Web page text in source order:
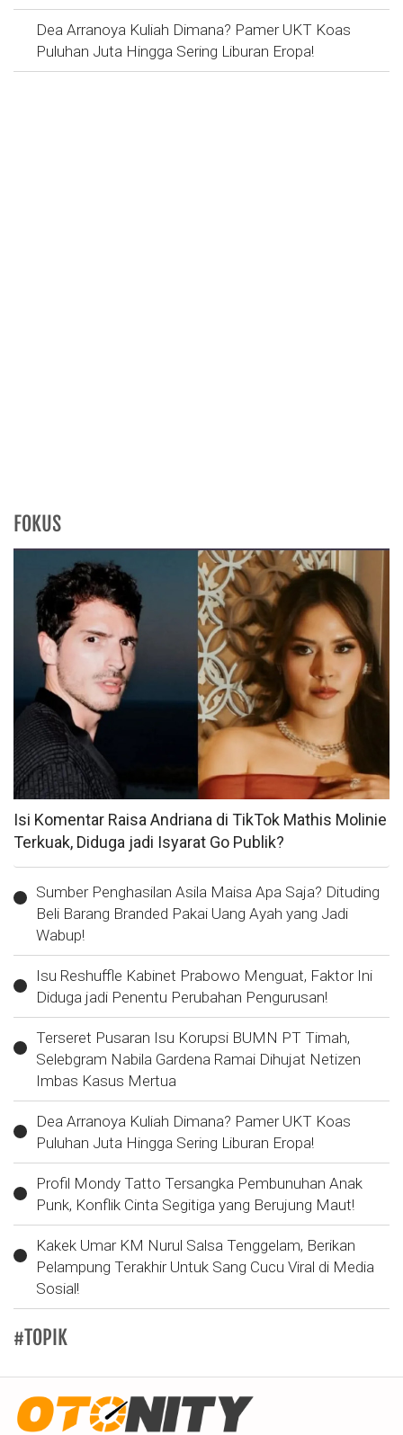
Dea Arranoya Kuliah Dimana? Pamer UKT Koas
Puluhan Juta Hingga Sering Liburan Eropa!
FOKUS
Isi Komentar Raisa Andriana di TikTok Mathis Molinie
Terkuak, Diduga jadi Isyarat Go Publik?
Sumber Penghasilan Asila Maisa Apa Saja? Dituding
Beli Barang Branded Pakai Uang Ayah yang Jadi
Wabup!
Isu Reshuffle Kabinet Prabowo Menguat, Faktor Ini
Diduga jadi Penentu Perubahan Pengurusan!
Terseret Pusaran Isu Korupsi BUMN PT Timah,
Selebgram Nabila Gardena Ramai Dihujat Netizen
Imbas Kasus Mertua
Dea Arranoya Kuliah Dimana? Pamer UKT Koas
Puluhan Juta Hingga Sering Liburan Eropa!
Profil Mondy Tatto Tersangka Pembunuhan Anak
Punk, Konflik Cinta Segitiga yang Berujung Maut!
Kakek Umar KM Nurul Salsa Tenggelam, Berikan
Pelampung Terakhir Untuk Sang Cucu Viral di Media
Sosial!
#TOPIK